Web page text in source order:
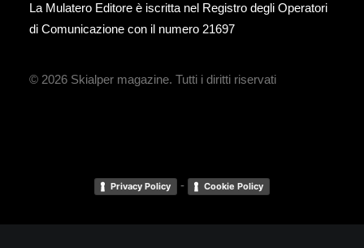
La Mulatero Editore è iscritta nel Registro degli Operatori
di Comunicazione con il numero 21697
© 2026 Skialper magazine. Tutti i diritti riservati
Privacy Policy - Cookie Policy